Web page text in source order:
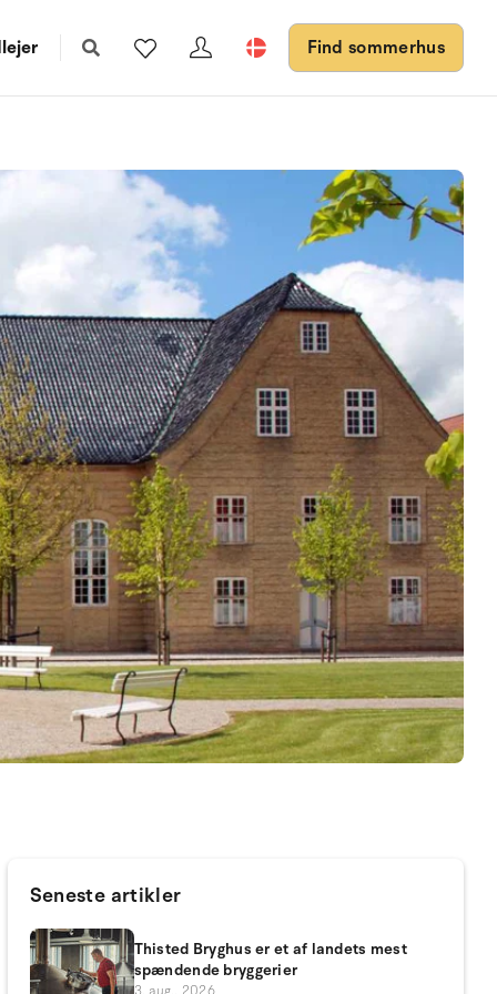
Find sommerhus
Seneste artikler
Thisted Bryghus er et af landets mest
spændende bryggerier